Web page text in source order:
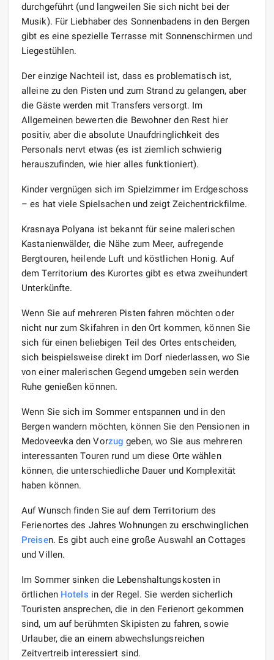
durchgeführt (und langweilen Sie sich nicht bei der
Musik). Für Liebhaber des Sonnenbadens in den Bergen
gibt es eine spezielle Terrasse mit Sonnenschirmen und
Liegestühlen.
Der einzige Nachteil ist, dass es problematisch ist,
alleine zu den Pisten und zum Strand zu gelangen, aber
die Gäste werden mit Transfers versorgt. Im
Allgemeinen bewerten die Bewohner den Rest hier
positiv, aber die absolute Unaufdringlichkeit des
Personals nervt etwas (es ist ziemlich schwierig
herauszufinden, wie hier alles funktioniert).
Kinder vergnügen sich im Spielzimmer im Erdgeschoss
– es hat viele Spielsachen und zeigt Zeichentrickfilme.
Krasnaya Polyana ist bekannt für seine malerischen
Kastanienwälder, die Nähe zum Meer, aufregende
Bergtouren, heilende Luft und köstlichen Honig. Auf
dem Territorium des Kurortes gibt es etwa zweihundert
Unterkünfte.
Wenn Sie auf mehreren Pisten fahren möchten oder
nicht nur zum Skifahren in den Ort kommen, können Sie
sich für einen beliebigen Teil des Ortes entscheiden,
sich beispielsweise direkt im Dorf niederlassen, wo Sie
von einer malerischen Gegend umgeben sein werden
Ruhe genießen können.
Wenn Sie sich im Sommer entspannen und in den
Bergen wandern möchten, können Sie den Pensionen in
Medoveevka den Vorzug geben, wo Sie aus mehreren
interessanten Touren rund um diese Orte wählen
können, die unterschiedliche Dauer und Komplexität
haben können.
Auf Wunsch finden Sie auf dem Territorium des
Ferienortes des Jahres Wohnungen zu erschwinglichen
Preisen. Es gibt auch eine große Auswahl an Cottages
und Villen.
Im Sommer sinken die Lebenshaltungskosten in
örtlichen Hotels in der Regel. Sie werden sicherlich
Touristen ansprechen, die in den Ferienort gekommen
sind, um auf berühmten Skipisten zu fahren, sowie
Urlauber, die an einem abwechslungsreichen
Zeitvertreib interessiert sind.